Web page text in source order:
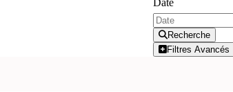
Recherche
Filtres Avancés